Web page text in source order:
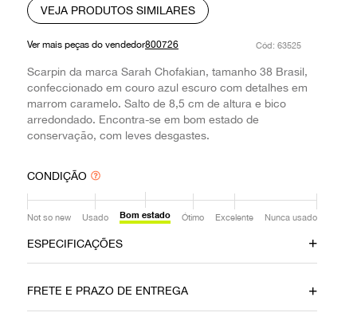
VEJA PRODUTOS SIMILARES
Ver mais peças do vendedor800726 : 63525
Scarpin da marca Sarah Chofakian, tamanho 38 Brasil,
confeccionado em couro azul escuro com detalhes em
marrom caramelo. Salto de 8,5 cm de altura e bico
arredondado. Encontra-se em bom estado de
conservação, com leves desgastes.
CONDIÇÃO
Not so new Usado Bom estado Ótimo Excelente Nunca usado
ESPECIFICAÇÕES
22022021 Couro
FRETE E PRAZO DE ENTREGA